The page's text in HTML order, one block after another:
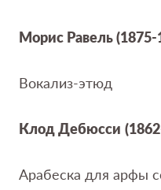
Морис Равель (1875-
Вокализ-этюд
Клод Дебюсси
Арабеска для арфы